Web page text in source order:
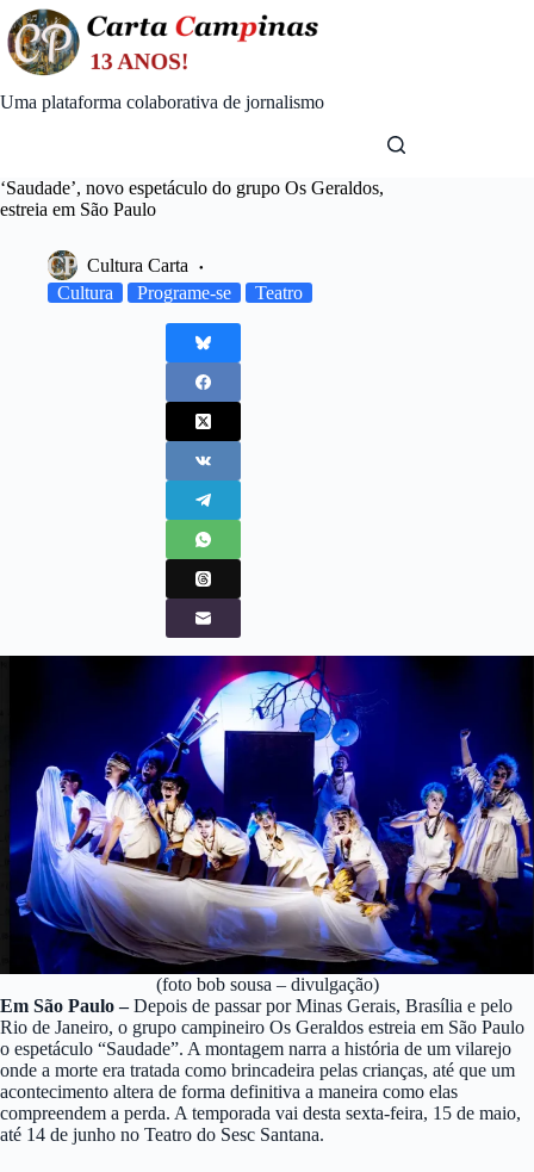
Skip
to
content
Uma plataforma colaborativa de jornalismo
‘Saudade’, novo espetáculo do grupo Os Geraldos,
estreia em São Paulo
Cultura Carta
Cultura
Programe-se Teatro
(foto bob sousa – divulgação)
Em São Paulo –Depois de passar por Minas Gerais, Brasília e pelo
Rio de Janeiro, o grupo campineiro Os Geraldos estreia em São Paulo
o espetáculo “Saudade”. A montagem narra a história de um vilarejo
onde a morte era tratada como brincadeira pelas crianças, até que um
acontecimento altera de forma definitiva a maneira como elas
compreendem a perda. A temporada vai desta sexta-feira, 15 de maio,
até 14 de junho no Teatro do Sesc Santana.